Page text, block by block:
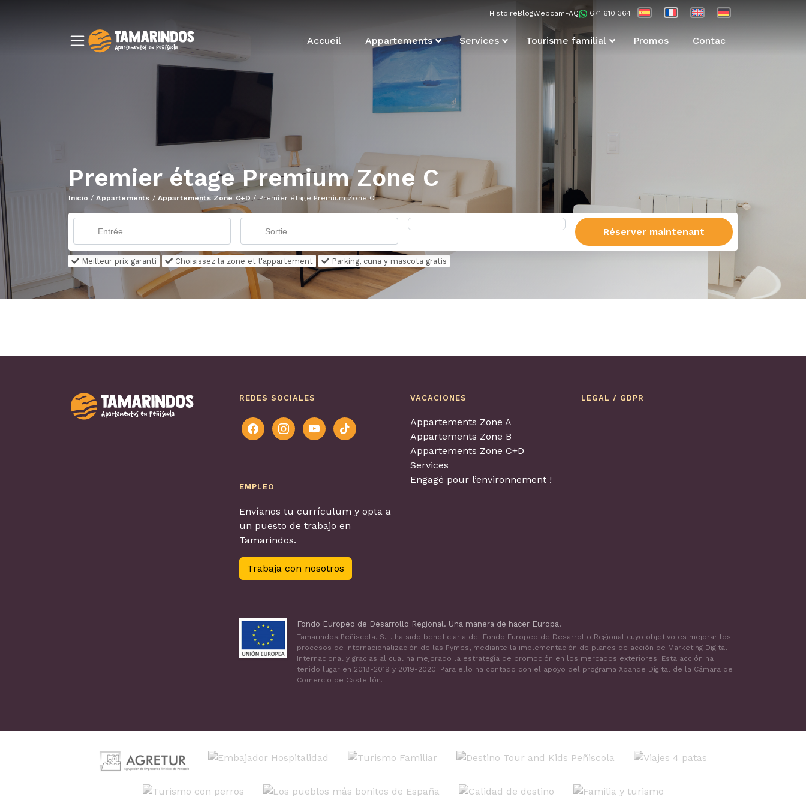
HistoireBlogWebcamFAQ 671 610 364
Accueil Appartements Services Tourisme familial Promos Contac
Premier étage Premium Zone C
Inicio /Appartements / Appartements Zone C+D /Premier étage Premium Zone C
Réserver maintenant
Meilleur prix garanti Choisissez la zone et l'appartement Parking, cuna y mascota gratis
REDES SOCIALES
facebookinstagramyoutubetiktok
EMPLEO
Envíanos tu currículum y opta a
un puesto de trabajo en
Tamarindos.
Trabaja con nosotros
VACACIONES
Appartements Zone A
Appartements Zone B
Appartements Zone C+D
Services
Engagé pour l’environnement !
LEGAL / GDPR
Fondo Europeo de Desarrollo Regional. Una manera de hacer Europa.
Tamarindos Peñíscola, S.L. ha sido beneficiaria del Fondo Europeo de Desarrollo Regional cuyo objetivo es mejorar los
procesos de internacionalización de las Pymes, mediante la implementación de planes de acción de Marketing Digital
Internacional y gracias al cual ha mejorado la estrategia de promoción en los mercados exteriores. Esta acción ha
tenido lugar en 2018-2019 y 2019-2020. Para ello ha contado con el apoyo del programa Xpande Digital de la Cámara de
Comercio de Castellón.